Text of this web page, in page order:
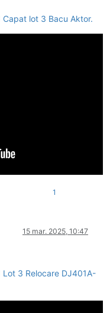
lot 3 Bacu Aktor.
1
15 mar. 2025, 10:47
3 Relocare DJ401A-